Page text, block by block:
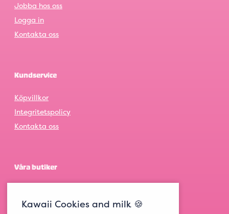
Jobba hos oss
Logga in
Kontakta oss
Kundservice
Köpvillkor
Integritetspolicy
Kontakta oss
Våra butiker
Stockholm
Kawaii Cookies and milk 🍪